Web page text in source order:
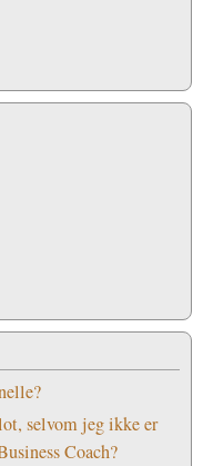
selvom jeg ikke er
Coach?